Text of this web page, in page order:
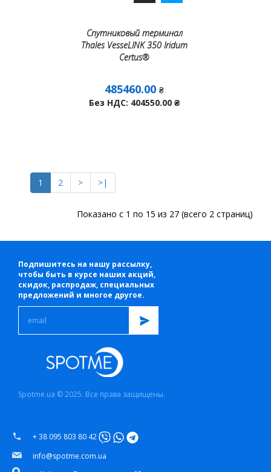
Спутниковый терминал
Thales VesseLINK 350 Iridum
Certus®
485460.00 ₴
Без НДС: 404550.00 ₴
1 2 > >|
Показано с 1 по 15 из 27 (всего 2 страниц)
Подпишитесь на нашу рассылку,
чтобы быть в курсе наших акций,
скидок, распродаж, специальных
предложений и многое другое.
Spotme.ua © 2025. Все права защищены.
+ 38 095 803 80 42
info@spotme.com.ua